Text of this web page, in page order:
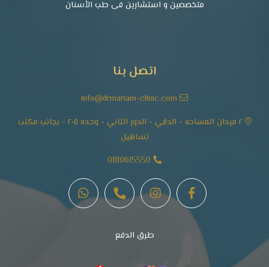
متخصصين و استشارين فى طب الأسنان
اتصل بنا
٢ ميدان المساحه - الدقي - الدور الثاني - وحده ٢٠٥ - بجانب مكتب
تساهيل
طرق الدفع